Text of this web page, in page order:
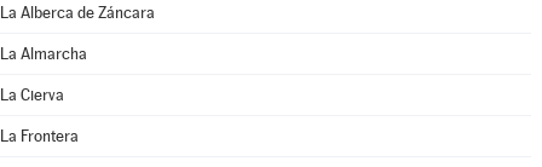
La Alberca de Záncara
La Almarcha
La Cierva
La Frontera